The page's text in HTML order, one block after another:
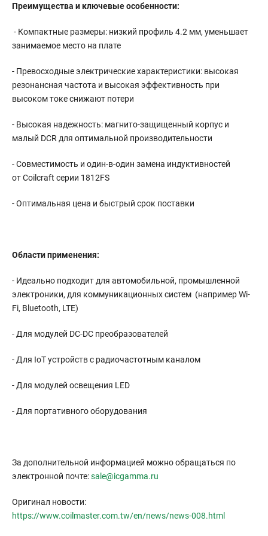
Преимущества и ключевые особенности:
- Компактные размеры: низкий профиль 4.2 мм, уменьшает
занимаемое место на плате
- Превосходные электрические характеристики: высокая
резонансная частота и высокая эффективность при
высоком токе снижают потери
- Высокая надежность: магнито-защищенный корпус и
малый DCR для оптимальной производительности
- Совместимость и один-в-один замена индуктивностей
от Coilcraft серии 1812FS
- Оптимальная цена и быстрый срок поставки
Области применения:
- Идеально подходит для автомобильной, промышленной
электроники, для коммуникационных систем (например Wi-
Fi, Bluetooth, LTE)
- Для модулей DC-DC преобразователей
- Для IoT устройств с радиочастотным каналом
- Для модулей освещения LED
- Для портативного оборудования
За дополнительной информацией можно обращаться по
электронной почте:sale@icgamma.ru
Оригинал новости:
https://www.coilmaster.com.tw/en/news/news-008.html